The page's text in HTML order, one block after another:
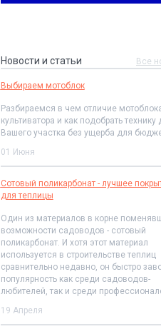
Новости и статьи Все
Выбираем мотоблок
Разбираемся в чем отличие
культиватора и как подобрать технику
Вашего участка без ущерба для
01 Июня
Сотовый поликарбонат - лучшее
для теплицы
Один из материалов в корне
возможности садоводов - сотовый
поликарбонат. И хотя этот материал
используется в строительстве теплиц
сравнительно недавно, он быстро
популярность как среди садоводов-
любителей, так и среди
19 Апреля